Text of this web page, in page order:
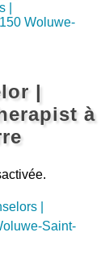
|
Woluwe-
|
à
|
Saint-